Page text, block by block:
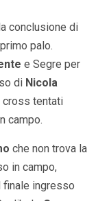
conclusione di
palo.
e Segre per
di Nicola
cross tentati
campo.
che non trova la
in campo,
finale ingresso